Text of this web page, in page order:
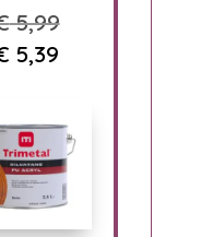
5,99
5,39
€ 5,39.